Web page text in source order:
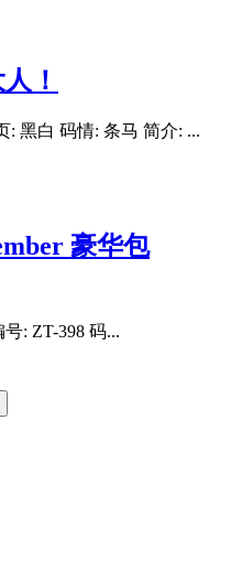
！
: 黑白 码情: 条马 简介: ...
豪华包
: ZT-398 码...